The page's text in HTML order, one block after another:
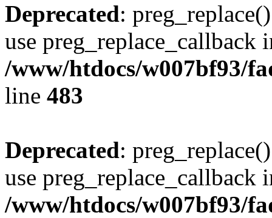
Deprecated:
use preg_replace_callback
/www/htdocs/w007bf93/
line 483
Deprecated:
use preg_replace_callback
/www/htdocs/w007bf93/